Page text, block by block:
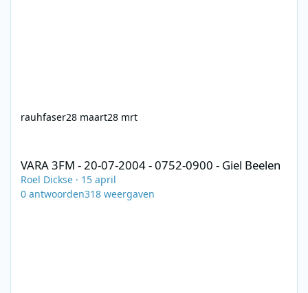
rauhfaser28 maart28 mrt
VARA 3FM - 20-07-2004 - 0752-0900 - Giel Beelen
Roel Dickse · 15 april
0 antwoorden318 weergaven